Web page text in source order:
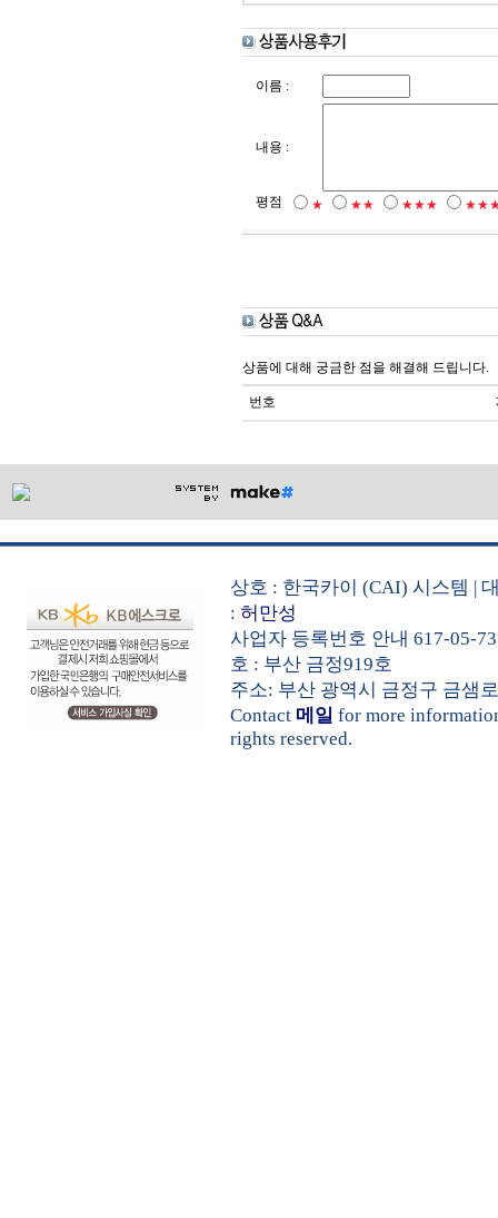
이름 :
내용 :
평점 ★ ★★ ★★★
상품에 대해 궁금한 점을 해결해 드립니다.
번호
상호 : 한국카이 (CAI) 시스템 |
: 허만성
사업자 등록번호 안내 617-05-
호 : 부산 금정919호
주소: 부산 광역시 금정구 금샘
Contact 메일 for more
rights reserved.